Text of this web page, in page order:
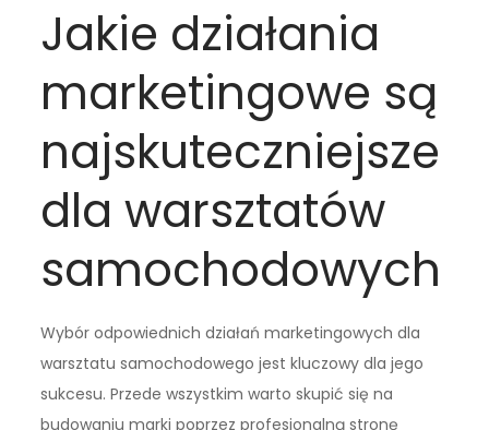
Jakie działania
marketingowe są
najskuteczniejsze
dla warsztatów
samochodowych
Wybór odpowiednich działań marketingowych dla
warsztatu samochodowego jest kluczowy dla jego
sukcesu. Przede wszystkim warto skupić się na
budowaniu marki poprzez profesjonalną stronę